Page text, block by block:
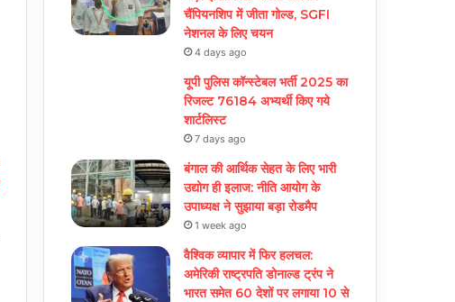
चैंपियनशिप में जीता गोल्ड, SGFI
नेशनल के लिए चयन
4 days ago
यूपी पुलिस कॉन्स्टेबल भर्ती 2025 का
रिजल्ट 76184 अभ्यर्थी किए गये
शार्टलिस्ट
7 days ago
बंगाल की आर्थिक सेहत के लिए भारी
उद्योग ही इलाज: नीत‌ि आयोग के
उपाध्यक्ष ने सुझाया बड़ा रोडमैप
1 week ago
वैश्विक व्यापार में फिर हलचल:
अमेरिकी राष्ट्रपति डोनाल्ड ट्रंप ने
भारत समेत 60 देशों पर लगाया 10 से